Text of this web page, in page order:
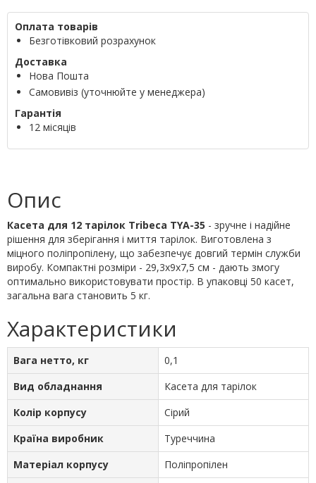
Оплата товарів
Безготівковий розрахунок
Доставка
Нова Пошта
Самовивіз (уточнюйте у менеджера)
Гарантія
12 місяців
Опис
Касета для 12 тарілок Tribeca TYA-35 - зручне і надійне
рішення для зберігання і миття тарілок. Виготовлена з
міцного поліпропілену, що забезпечує довгий термін служби
виробу. Компактні розміри - 29,3х9х7,5 см - дають змогу
оптимально використовувати простір. В упаковці 50 касет,
загальна вага становить 5 кг.
Характеристики
Вага нетто, кг
0,1
Вид обладнання
Касета для тарілок
Колір корпусу
Сірий
Країна виробник
Туреччина
Матеріал корпусу
Поліпропілен